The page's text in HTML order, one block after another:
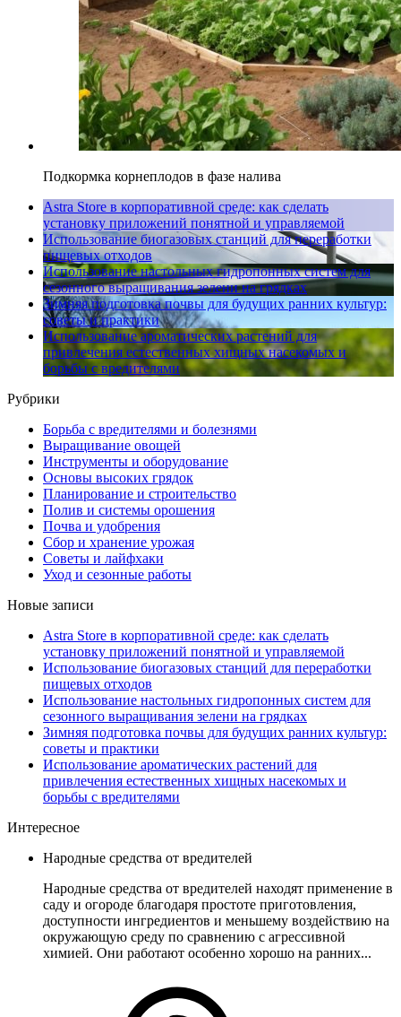
Подкормка корнеплодов в фазе налива
Astra Store в корпоративной среде: как сделать
установку приложений понятной и управляемой
Использование биогазовых станций для переработки
пищевых отходов
Использование настольных гидропонных систем для
сезонного выращивания зелени на грядках
Зимняя подготовка почвы для будущих ранних культур:
советы и практики
Использование ароматических растений для
привлечения естественных хищных насекомых и
борьбы с вредителями
Рубрики
Борьба с вредителями и болезнями
Выращивание овощей
Инструменты и оборудование
Основы высоких грядок
Планирование и строительство
Полив и системы орошения
Почва и удобрения
Сбор и хранение урожая
Советы и лайфхаки
Уход и сезонные работы
Новые записи
Astra Store в корпоративной среде: как сделать
установку приложений понятной и управляемой
Использование биогазовых станций для переработки
пищевых отходов
Использование настольных гидропонных систем для
сезонного выращивания зелени на грядках
Зимняя подготовка почвы для будущих ранних культур:
советы и практики
Использование ароматических растений для
привлечения естественных хищных насекомых и
борьбы с вредителями
Интересное
Народные средства от вредителей
Народные средства от вредителей находят применение в
саду и огороде благодаря простоте приготовления,
доступности ингредиентов и меньшему воздействию на
окружающую среду по сравнению с агрессивной
химией. Они работают особенно хорошо на ранних...